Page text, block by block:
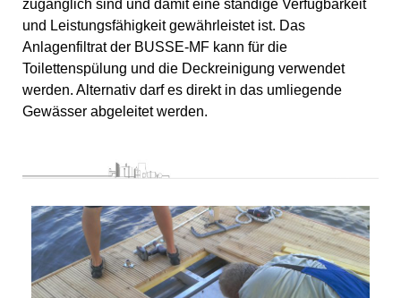
zugänglich sind und damit eine ständige Verfügbarkeit
und Leistungsfähigkeit gewährleistet ist. Das
Anlagenfiltrat der BUSSE-MF kann für die
Toilettenspülung und die Deckreinigung verwendet
werden. Alternativ darf es direkt in das umliegende
Gewässer abgeleitet werden.